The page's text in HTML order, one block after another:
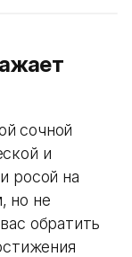
сочной
и
росой на
но не
обратить